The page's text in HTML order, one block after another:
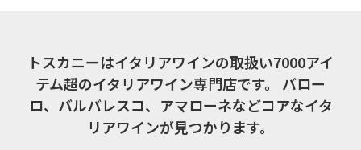
トスカニーはイタリアワインの取扱い7000アイ
テム超のイタリアワイン専門店です。
バロー
ロ、バルバレスコ、アマローネなどコアなイタ
リアワインが見つかります。